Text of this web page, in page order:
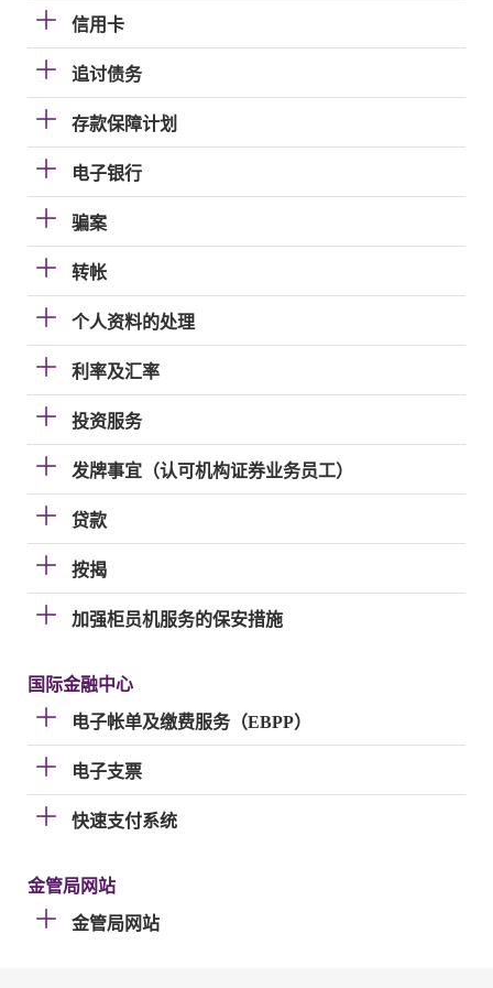
信用卡
追讨债务
存款保障计划
电子银行
骗案
转帐
个人资料的处理
利率及汇率
投资服务
发牌事宜（认可机构证券业务员工）
贷款
按揭
加强柜员机服务的保安措施
国际金融中心
电子帐单及缴费服务（EBPP）
电子支票
快速支付系统
金管局网站
金管局网站